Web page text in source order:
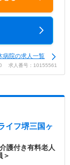
院の求人一覧
求人番号：10155561
イフ堺三国ヶ
護付き有料老人
＞